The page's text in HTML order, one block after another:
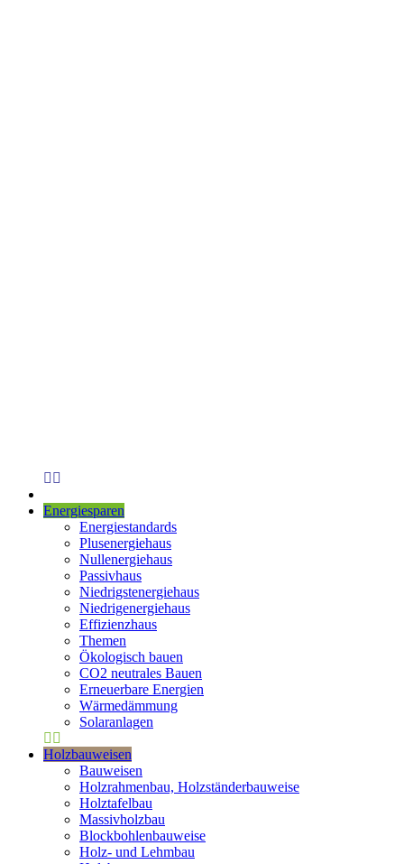
Energiesparen
Energiestandards
Plusenergiehaus
Nullenergiehaus
Passivhaus
Niedrigstenergiehaus
Niedrigenergiehaus
Effizienzhaus
Themen
Ökologisch bauen
CO2 neutrales Bauen
Erneuerbare Energien
Wärmedämmung
Solaranlagen
Holzbauweisen
Bauweisen
Holzrahmenbau, Holzständerbauweise
Holztafelbau
Massivholzbau
Blockbohlenbauweise
Holz- und Lehmbau